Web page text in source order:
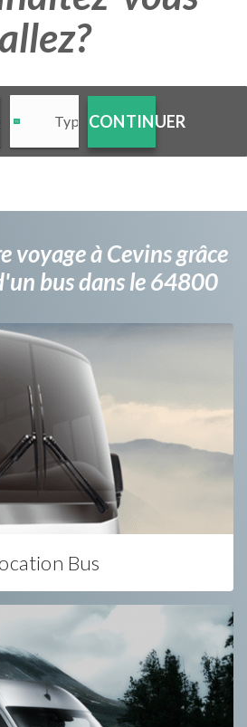
allez?
CONTINUER
voyage à Cevins grâce
bus dans le 64800
Bus